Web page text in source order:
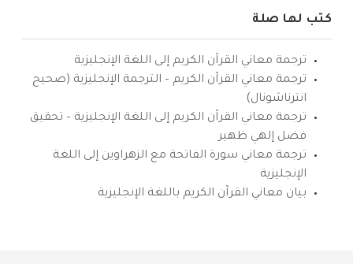
كتب لها صلة
ترجمة معاني القرآن الكريم إلى اللغة الإنجليزية
ترجمة معاني القرآن الكريم – الترجمة الإنجليزية (صحيح
انترناشونال)
ترجمة معاني القرآن الكريم إلى اللغة الإنجليزية – تحقيق
فضل إلهي ظهير
ترجمة معاني سورة الفاتحة مع الزهراوين إلى اللغة
الإنجليزية
بيان معاني القرآن الكريم باللغة الإنجليزية